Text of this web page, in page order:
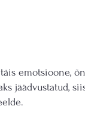
emotsioone,
jäädvustatud,